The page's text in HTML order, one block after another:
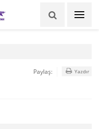
Paylaş: Yazdır